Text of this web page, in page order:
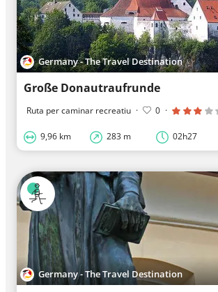
Germany - The Travel Destination
Große Donautraufrunde
Ruta per caminar recreatiu · 0 ·
9,96 km 283 m 02h27
Germany - The Travel Destination